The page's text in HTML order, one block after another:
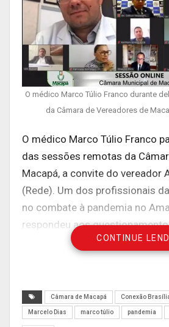
O médico Marco Túlio Franco durante
da Câmara de Vereadores de
O médico Marco Túlio Franco
das sessões remotas da
Macapá, a convite do vereador
(Rede). Um dos profissionais
no combate à pandemia no
respondeu aos
presentes à reunião, a respeito
adotadas para o combate ao
adotado no Estado para o
COVID-19, que utiliza
CONTINUE
Câmara de Macapá Conexão
Marcelo Dias marco túlio pandemia